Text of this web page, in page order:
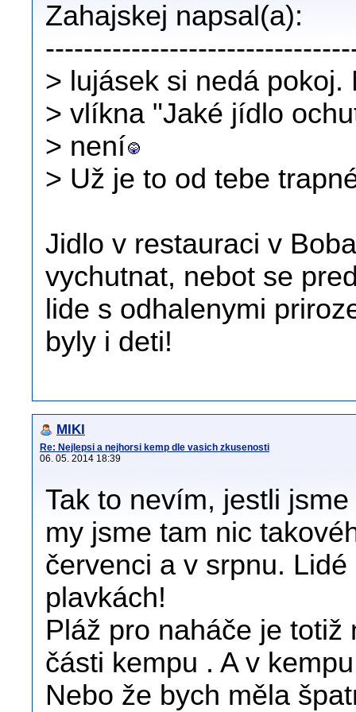
Zahajskej napsal(a):
> lujásek si nedá
> vlíkna "Jaké jídlo
> není
> Už je to od tebe
Jidlo v restauraci v
vychutnat, nebot se
lide s odhalenymi
byly i deti!
MIKI
Re: Nejlepsi a nejhorsi kemp dle vasich zkusenosti
06. 05. 2014 18:39
Tak to nevím, jestli
my jsme tam nic
červenci a v srpnu.
plavkách!
Pláž pro naháče je
části kempu . A v
Nebo že bych měla